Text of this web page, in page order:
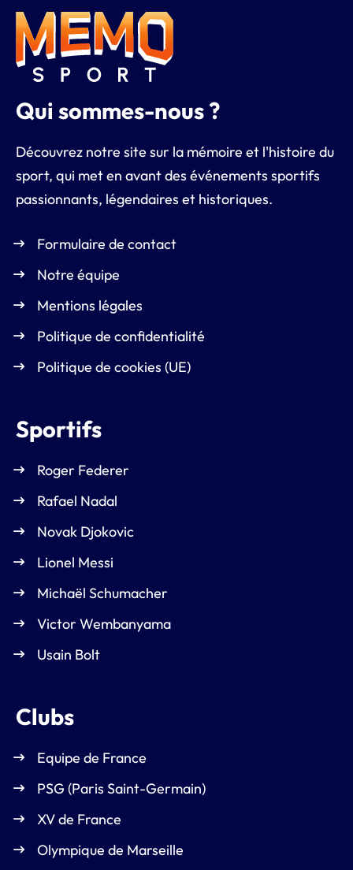
Qui sommes-nous ?
Découvrez notre site sur la mémoire et l'histoire du
sport, qui met en avant des événements sportifs
passionnants, légendaires et historiques.
Formulaire de contact
Notre équipe
Mentions légales
Politique de confidentialité
Politique de cookies (UE)
Sportifs
Roger Federer
Rafael Nadal
Novak Djokovic
Lionel Messi
Michaël Schumacher
Victor Wembanyama
Usain Bolt
Clubs
Equipe de France
PSG (Paris Saint-Germain)
XV de France
Olympique de Marseille